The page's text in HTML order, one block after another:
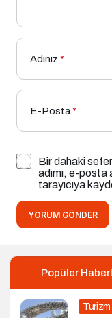
Adınız *
E-Posta*
Bir dahaki
adımı, e-
tarayıcıya
YORUM GÖNDER
Popüler
Turizm